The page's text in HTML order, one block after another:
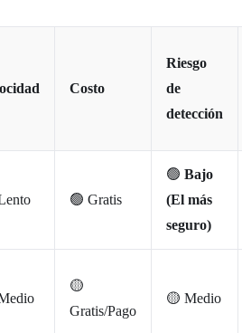
Costo
Riesgo
de
detección
🟢 Gratis
🟢 Bajo
(El más
seguro)
🟡
Gratis/Pago
🟡 Medio